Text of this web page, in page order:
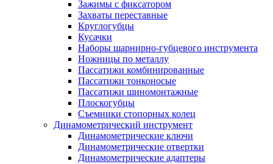
Зажимы с фиксатором
Захваты переставные
Круглогубцы
Кусачки
Наборы шарнирно-губцевого инструмента
Ножницы по металлу
Пассатижи комбинированные
Пассатижи тонконосые
Пассатижи шиномонтажные
Плоскогубцы
Съемники стопорных колец
Динамометрический инструмент
Динамометрические ключи
Динамометрические отвертки
Динамометрические адаптеры